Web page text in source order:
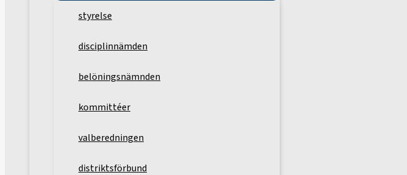
styrelse
disciplinnämden
belöningsnämnden
kommittéer
valberedningen
distriktsförbund